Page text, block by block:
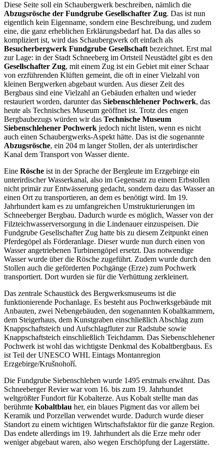
Diese Seite soll ein Schaubergwerk beschreiben, nämlich die
Abzugsrösche der Fundgrube Gesellschafter Zug. Das ist nun
eigentlich kein Eigenname, sondern eine Beschreibung, und zudem
eine, die ganz erheblichen Erklärungsbedarf hat. Da das alles so
kompliziert ist, wird das Schaubergwerk oft einfach als
Besucherbergwerk Fundgrube Gesellschaft bezeichnet. Erst mal
zur Lage: in der Stadt Schneeberg im Ortsteil Neustädtel gibt es den
Gesellschafter Zug, mit einem Zug ist ein Gebiet mit einer Schaar
von erzführenden Klüften gemeint, die oft in einer Vielzahl von
kleinen Bergwerken abgebaut wurden. Aus dieser Zeit des
Bergbaus sind eine Vielzahl an Gebäuden erhalten und wieder
restauriert worden, darunter das Siebenschlehener Pochwerk, das
heute als Technisches Museum geöffnet ist. Trotz des engen
Bergbaubezugs würden wir das Technische Museum
Siebenschlehener Pochwerk jedoch nicht listen, wenn es nicht
auch einen Schaubergwerks-Aspekt hätte. Das ist die sogenannte
Abzugsrösche, ein 204 m langer Stollen, der als unterirdischer
Kanal dem Transport von Wasser diente.
Eine Rösche ist in der Sprache der Bergleute im Erzgebirge ein
unterirdischer Wasserkanal, also im Gegensatz zu einem Erbstollen
nicht primär zur Entwässerung gedacht, sondern dazu das Wasser an
einen Ort zu transportieren, an dem es benötigt wird. Im 19.
Jahrhundert kam es zu umfangreichen Umstrukturierungen im
Schneeberger Bergbau. Dadurch wurde es möglich, Wasser von der
Filzteichwasserversorgung in die Lindenauer einzuspeisen. Die
Fundgrube Gesellschafter Zug hatte bis zu diesem Zeitpunkt einen
Pferdegöpel als Förderanlage. Dieser wurde nun durch einen von
Wasser angetriebenen Turbinengöpel ersetzt. Das notwendige
Wasser wurde über die Rösche zugeführt. Zudem wurde durch den
Stollen auch die geförderten Pochgänge (Erze) zum Pochwerk
transportiert. Dort wurden sie für die Verhüttung zerkleinert.
Das zentrale Schaustück des Bergwerksmuseums ist die
funktionierende Pochanlage. Es besteht aus Pochwerksgebäude mit
Anbauten, zwei Nebengebäuden, den sogenannten Kobaltkammern,
dem Steigerhaus, dem Kunstgraben einschließlich Abschlag zum
Knappschaftsteich und Aufschlagfluter zur Radstube sowie
Knappschaftsteich einschließlich Teichdamm. Das Siebenschlehener
Pochwerk ist wohl das wichtigste Denkmal des Kobaltbergbaus. Es
ist Teil der UNESCO WHL Eintags Montanregion
Erzgebirge/Krušnohoří.
Die Fundgrube Siebenschlehen wurde 1495 erstmals erwähnt. Das
Schneeberger Revier war vom 16. bis zum 19. Jahrhundet
weltgrößter Fundort für Kobalterze. Aus Kobalt stellte man das
berühmte Kobaltblau her, ein blaues Pigment das vor allem bei
Keramik und Porzellan verwendet wurde. Dadurch wurde dieser
Standort zu einem wichtigen Wirtschaftsfaktor für die ganze Region.
Das endete allerdings im 19. Jahrhundert als die Erze mehr oder
weniger abgebaut waren, also wegen Erschöpfung der Lagerstätte.